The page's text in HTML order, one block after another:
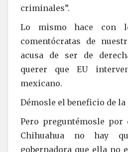
criminales”.
Lo mismo hace con
comentócratas de
acusa de ser de
querer que EU
mexicano.
Démosle el beneficio de la
Pero preguntémosle por
Chihuahua no hay
gobernadora que ella no